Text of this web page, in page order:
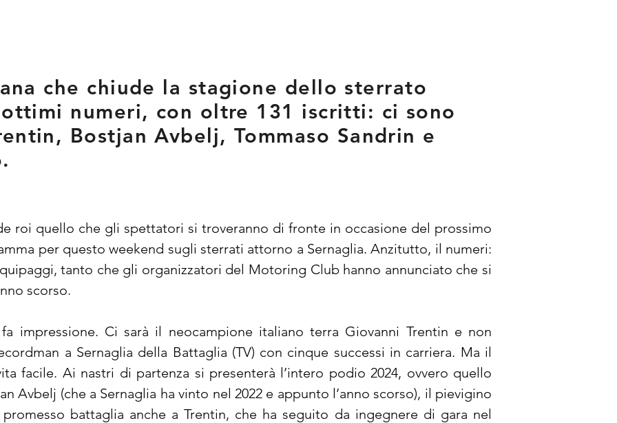
che chiude la stagione dello sterrato
numeri, con oltre 131 iscritti: ci sono
Bostjan Avbelj, Tommaso Sandrin e
roi quello che gli spettatori si troveranno di fronte in occasione del prossimo
per questo weekend sugli sterrati attorno a Sernaglia. Anzitutto, il numeri:
tanto che gli organizzatori del Motoring Club hanno annunciato che si
scorso.
impressione. Ci sarà il neocampione italiano terra Giovanni Trentin e non
a Sernaglia della Battaglia (TV) con cinque successi in carriera. Ma il
facile. Ai nastri di partenza si presenterà l’intero podio 2024, ovvero quello
Avbelj (che a Sernaglia ha vinto nel 2022 e appunto l’anno scorso), il pievigino
battaglia anche a Trentin, che ha seguito da ingegnere di gara nel